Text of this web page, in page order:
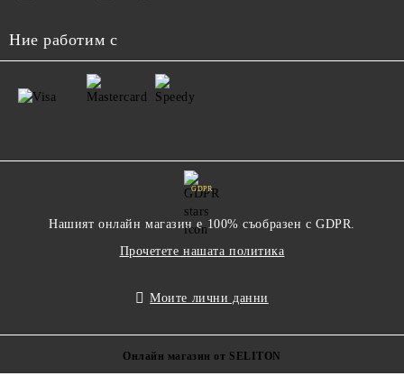
Ние работим с
GDPR
Нашият онлайн магазин е 100% съобразен с GDPR.
Прочетете нашата политика
Моите лични данни
Онлайн магазин от SELITON